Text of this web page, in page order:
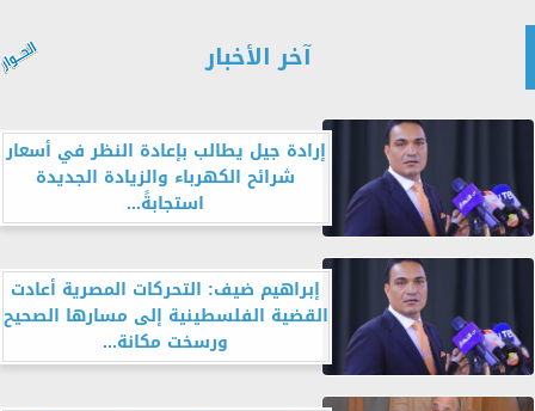
آخر الأخبار
إرادة جيل يطالب بإعادة النظر في أسعار
شرائح الكهرباء والزيادة الجديدة
استجابةً...
إبراهيم ضيف: التحركات المصرية أعادت
القضية الفلسطينية إلى مسارها الصحيح
ورسخت مكانة...